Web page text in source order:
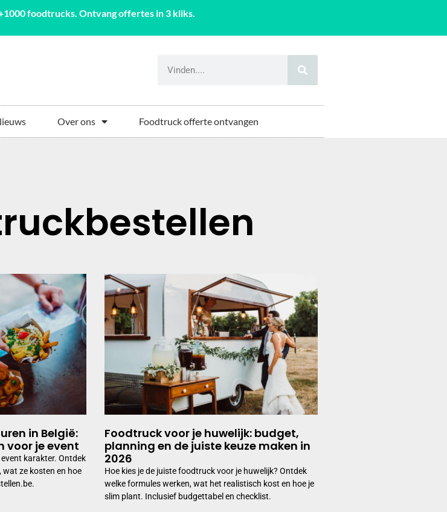
foodtrucks. Ontvang offertes in 3 kliks.
Over ons Foodtruck offerte ontvangen
in België:
voor je event
karakter. Ontdek
ze kosten en hoe
Foodtruck voor je huwelijk: budget,
planning en de juiste keuze maken in
2026
Hoe kies je de juiste foodtruck voor je huwelijk? Ontdek
welke formules werken, wat het realistisch kost en hoe je
slim plant. Inclusief budgettabel en checklist.